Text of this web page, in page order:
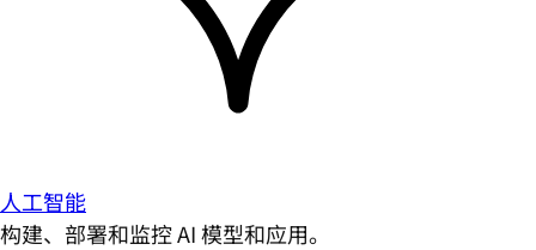
人工智能
构建、部署和监控 AI 模型和应用。